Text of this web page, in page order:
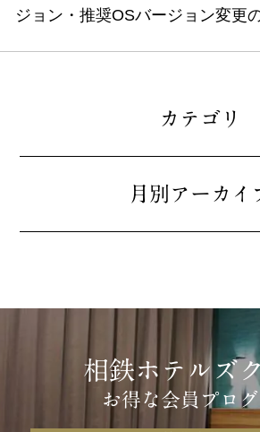
ジョン・推奨OSバージョン変更
カテゴリ
月別アーカイ
相鉄ホテルズ
お得な会員プロ